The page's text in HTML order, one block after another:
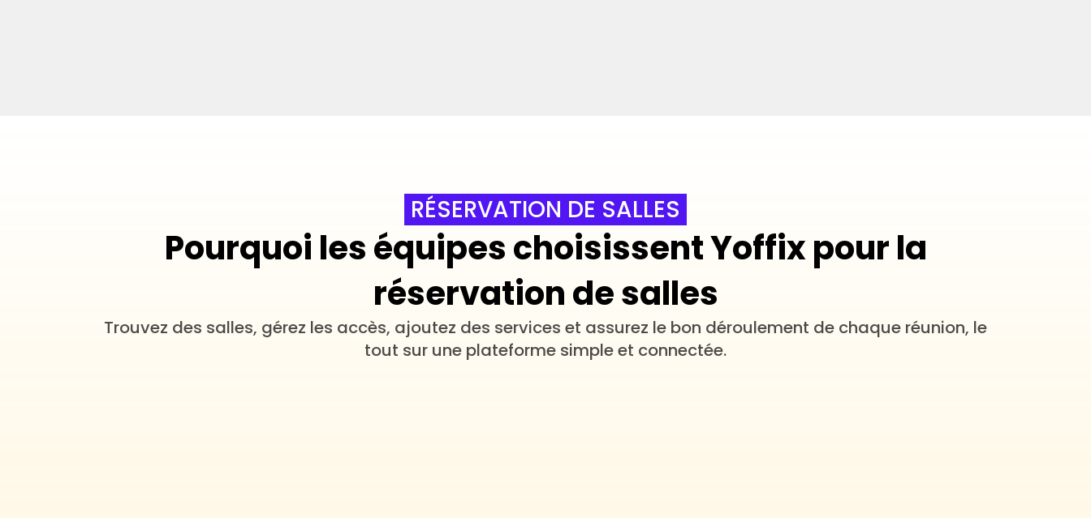
RÉSERVATION DE SALLES
Pourquoi les équipes choisissent Yoffix pour la
réservation de salles
Trouvez des salles, gérez les accès, ajoutez des services et assurez le bon déroulement de chaque réunion, le
tout sur une plateforme simple et connectée.